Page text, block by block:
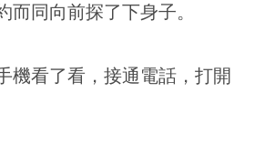
而同向前探了下身子。
機看了看，接通電話，打開